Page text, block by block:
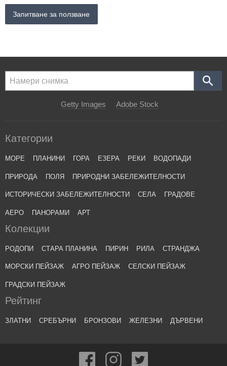
Запитване за ползване
Getty Images Adobe Stock
Категории
МОРЕ ПЛАНИНИ ГОРА ЕЗЕРА РЕКИ ВОДОПАДИ
ПРИРОДА ПОЛЯ ПРИРОДНИ ЗАБЕЛЕЖИТЕЛНОСТИ
ИСТОРИЧЕСКИ ЗАБЕЛЕЖИТЕЛНОСТИ СЕЛА ГРАДОВЕ
АЕРО ПАНОРАМИ АРТ
Колекции
РОДОПИ СТАРА ПЛАНИНА ПИРИН РИЛА СТРАНДЖА
МОРСКИ ПЕЙЗАЖ АГРО ПЕЙЗАЖ СЕЛСКИ ПЕЙЗАЖ
ГРАДСКИ ПЕЙЗАЖ
Рейтинг
ЗЛАТНИ СРЕБЪРНИ БРОНЗОВИ ЖЕЛЕЗНИ ДЪРВЕНИ